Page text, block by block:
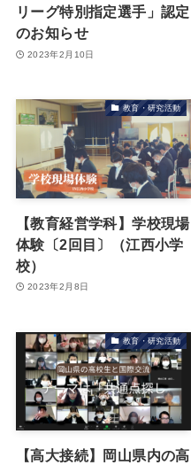
リーグ特別指定選手」認定
のお知らせ
2023年2月10日
教育・研究活動
【教育経営学科】学校現場
体験〔2回目〕（江西小学
校）
2023年2月8日
教育・研究活動
【高大接続】岡山県内の高